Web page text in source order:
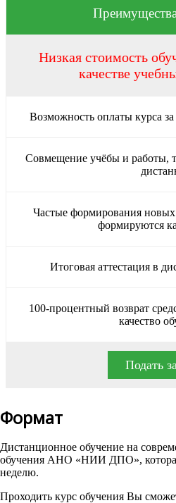
Низкая стоимость
качестве
Возможность оплаты курса
Совмещение учёбы и работы,
Частые формирования
формируются
Итоговая аттестация в
100-процентный возврат
качество
Подать
Формат
Дистанционное обучение на
обучения АНО «НИИ ДПО», которая
неделю.
Проходить курс обучения Вы